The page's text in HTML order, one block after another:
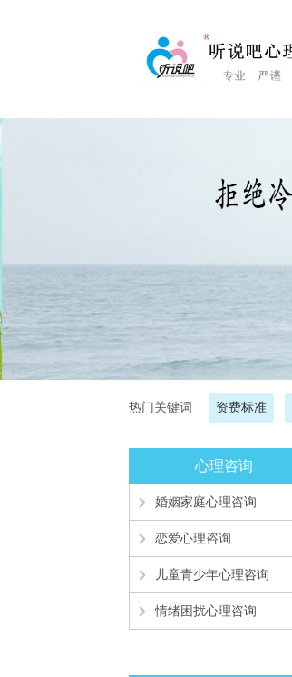
热门关键词 资费标准
心理咨询
婚姻家庭心理咨询
恋爱心理咨询
儿童青少年心理咨询
情绪困扰心理咨询